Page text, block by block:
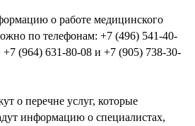
о работе медицинского
по телефонам: +7 (496) 541-40-
(964) 631-80-08 и +7 (905) 738-30-
о перечне услуг, которые
информацию о специалистах,